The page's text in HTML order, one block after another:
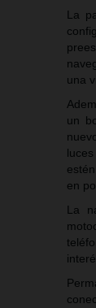
La
una
un
en
La